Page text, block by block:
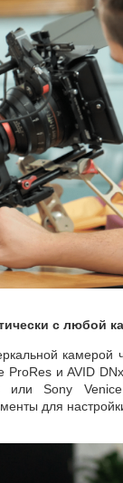
с любой
камерой
ProRes и AVID
или Sony Venice
для